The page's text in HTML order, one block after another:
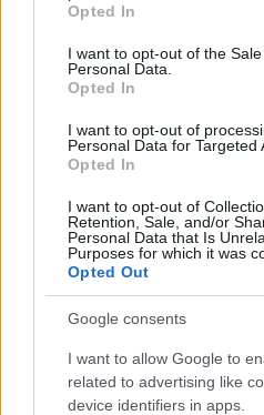
use your data for below
consent section.
Opted In
I want to opt-out of the
Personal Data.
Opted In
I want to opt-out of
Personal Data for Targeted
Opted In
I want to opt-out of
Retention, Sale, and/or
Personal Data that Is
Purposes for which it was
Opted Out
Google consents
I want to allow Google to
related to advertising like
device identifiers in apps.
lehetőségét
Az Egyesült
Franciaország
Iránt támogatja
követelésekkel
abban is
G7-es rögtönzött
kapcsolatos
Irán oldalára állt